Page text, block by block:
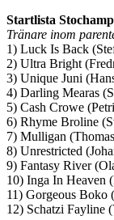
Startlista
Tränare inom
1) Luck Is Back
2) Ultra Bright
3) Unique Juni
4) Darling Mearas
5) Cash Crowe
6) Rhyme Broline
7) Mulligan
8) Unrestricted
9) Fantasy River
10) Inga In Heaven
11) Gorgeous
12) Schatzi Fayline